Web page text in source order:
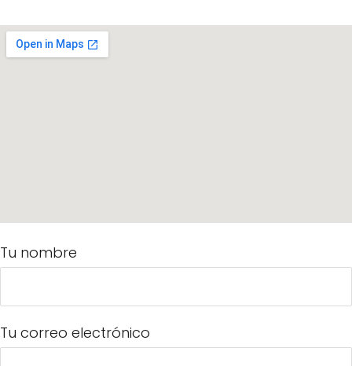
Tu nombre
Tu correo electrónico